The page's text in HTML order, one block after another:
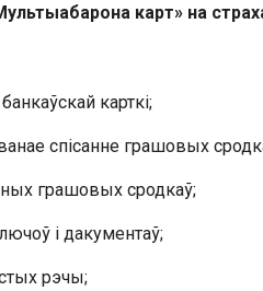
карт» на
карткі;
спісанне грашовых
грашовых сродкаў;
і дакументаў;
рэчы;